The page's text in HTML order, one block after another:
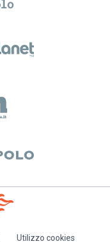
Utilizzo cookies